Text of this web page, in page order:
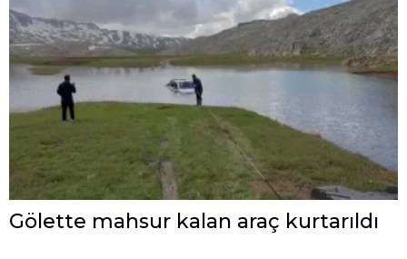
Gölette mahsur kalan araç kurtarıldı